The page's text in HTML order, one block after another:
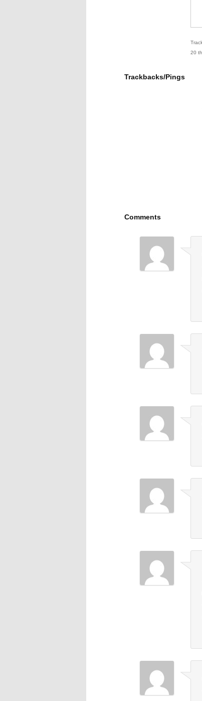
20
Trackbacks/Pings
Comments